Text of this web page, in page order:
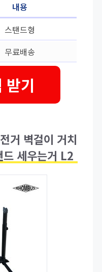
내용
스탠드형
무료배송
받기
거 벽걸이 거치
드 세우는거 L2